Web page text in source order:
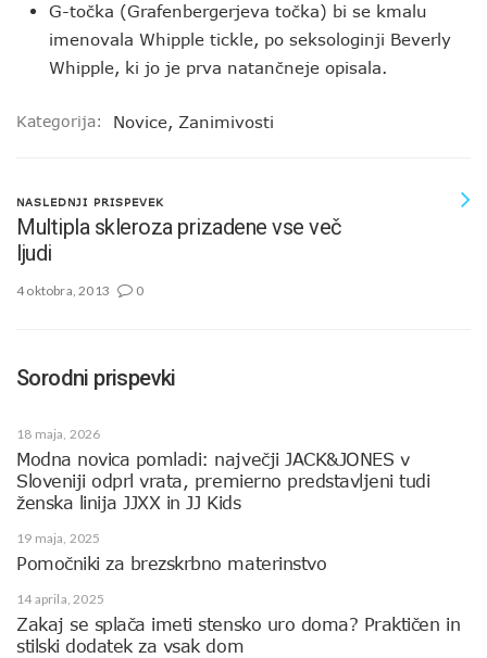
G-točka (Grafenbergerjeva točka) bi se kmalu
imenovala Whipple tickle, po seksologinji Beverly
Whipple, ki jo je prva natančneje opisala.
Kategorija: Novice, Zanimivosti
NASLEDNJI PRISPEVEK
Multipla skleroza prizadene vse več
ljudi
4 oktobra, 2013 0
Sorodni prispevki
18 maja, 2026
Modna novica pomladi: največji JACK&JONES v
Sloveniji odprl vrata, premierno predstavljeni tudi
ženska linija JJXX in JJ Kids
19 maja, 2025
Pomočniki za brezskrbno materinstvo
14 aprila, 2025
Zakaj se splača imeti stensko uro doma? Praktičen in
stilski dodatek za vsak dom